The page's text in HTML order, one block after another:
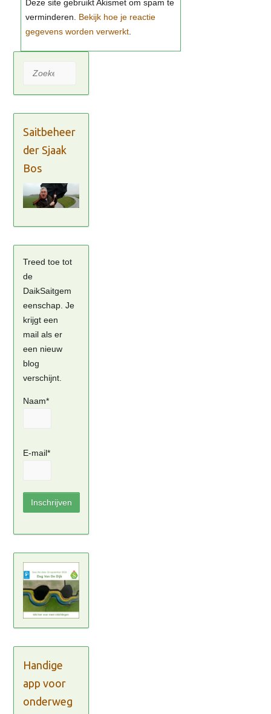
Bekijk hoe je reactie
gegevens worden verwerkt
Zoeken
Saitbeheer
der Sjaak
Bos
Treed toe tot
de
DaikSaitgem
eenschap. Je
krijgt een
mail als er
een nieuw
blog
verschijnt.
Naam*
E-mail*
Handige
app voor
onderweg